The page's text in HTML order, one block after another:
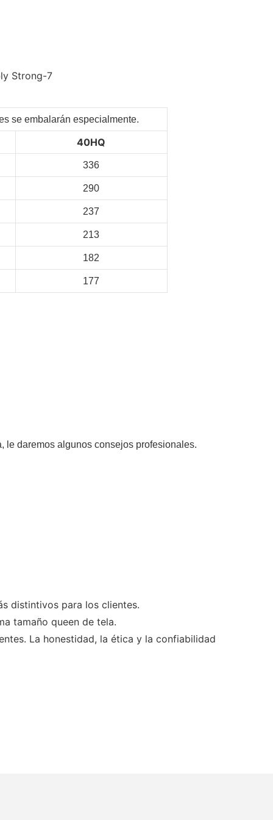
se embalarán especialmente.
40HQ
336
290
237
213
182
177
le daremos algunos consejos profesionales.
distintivos para los clientes.
tamaño queen de tela.
La honestidad, la ética y la confiabilidad